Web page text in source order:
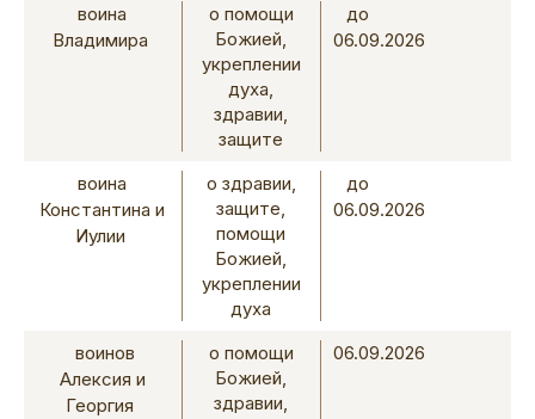
воина
Владимира
о помощи
Божией,
укреплении
духа,
здравии,
защите
до
06.09.2026
воина
Константина и
Иулии
о здравии,
защите,
помощи
Божией,
укреплении
духа
до
06.09.2026
воинов
Алексия и
Георгия
о помощи
Божией,
здравии,
06.09.2026